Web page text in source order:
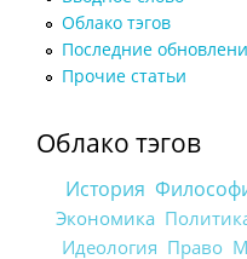
Облако тэгов
Последние
Прочие статьи
Облако тэгов
История
Экономика
Идеология Право